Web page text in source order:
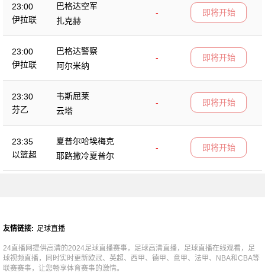
23:00
伊拉联
巴格达空军
-
扎克赫
即将开始
23:00
伊拉联
巴格达警察
-
阿尔米纳
即将开始
23:30
芬乙
韦斯屈莱
-
云塔
即将开始
23:35
以篮超
夏普尔哈埃梅克
-
耶路撒冷夏普尔
即将开始
友情链接: 足球直播
24直播网提供高清的2024足球直播赛事，足球高清直播，足球直播在线观看，足
球视频直播，同时实时更新欧冠、英超、西甲、德甲、意甲、法甲、NBA和CBA等
联赛赛事，让您畅享体育赛事的激情。